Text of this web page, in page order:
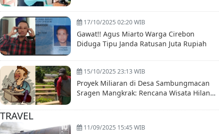
17/10/2025 02:20 WIB
Gawat!! Agus Miarto Warga Cirebon
Diduga Tipu Janda Ratusan Juta Rupiah
15/10/2025 23:13 WIB
Proyek Miliaran di Desa Sambungmacan
Sragen Mangkrak: Rencana Wisata Hilang
TRAVEL
11/09/2025 15:45 WIB